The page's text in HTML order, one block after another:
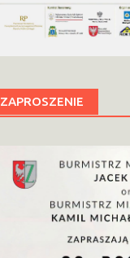
ZAPROSZENIE